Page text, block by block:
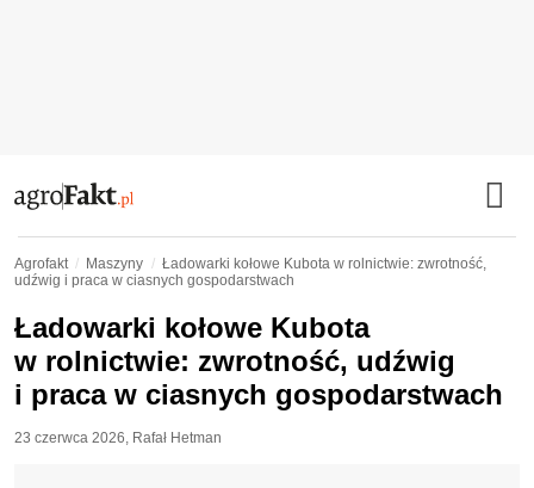
Agrofakt Maszyny
Ładowarki kołowe Kubota w rolnictwie: zwrotność,
udźwig i praca w ciasnych gospodarstwach
Ładowarki kołowe Kubota
w rolnictwie: zwrotność, udźwig
i praca w ciasnych gospodarstwach
23 czerwca 2026, Rafał Hetman